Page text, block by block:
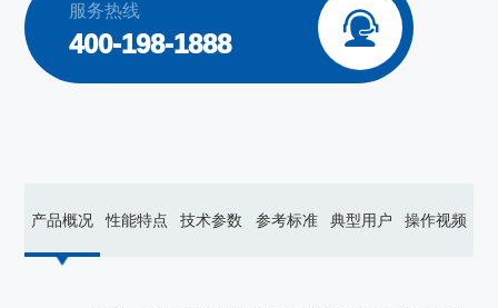
服务热线
400-198-1888 
产品概况 性能特点 技术参数 参考标准 典型用户 操作视频